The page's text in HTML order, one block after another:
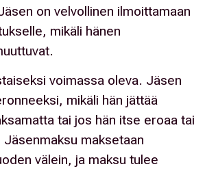
on velvollinen ilmoittamaan
mikäli hänen
voimassa oleva. Jäsen
mikäli hän jättää
tai jos hän itse eroaa tai
maksetaan
välein, ja maksu tulee